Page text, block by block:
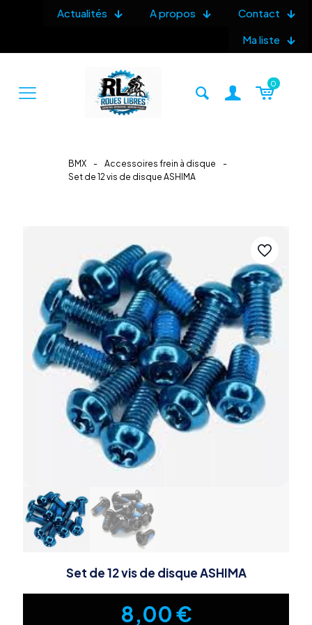
Actualités A propos
Contact
Ma liste
0
BMX - Accessoires frein à disque
-
Set de 12 vis de disque ASHIMA
Set de 12 vis de disque ASHIMA
8,00€